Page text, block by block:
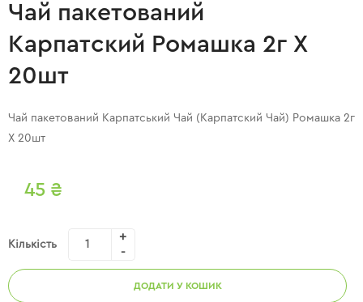
Чай пакетований
Карпатский Ромашка 2г X
20шт
Чай пакетований Карпатський Чай (Карпатский Чай) Ромашка 2г
X 20шт
45 ₴
Кількість
ДОДАТИ У КОШИК